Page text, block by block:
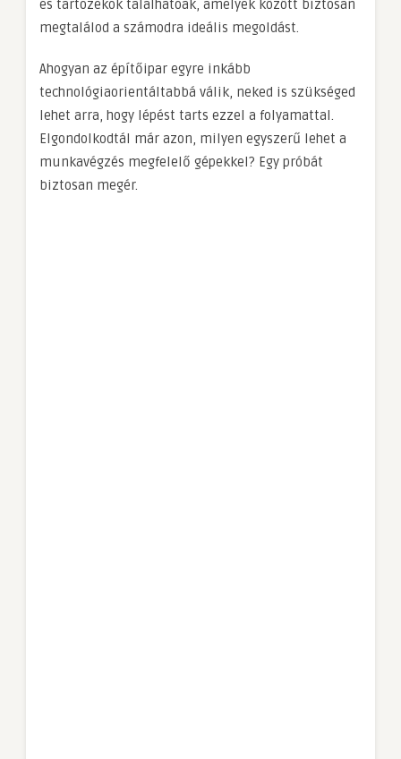
és tartozékok találhatóak, amelyek között biztosan
megtalálod a számodra ideális megoldást.
Ahogyan az építőipar egyre inkább
technológiaorientáltabbá válik, neked is szükséged
lehet arra, hogy lépést tarts ezzel a folyamattal.
Elgondolkodtál már azon, milyen egyszerű lehet a
munkavégzés megfelelő gépekkel? Egy próbát
biztosan megér.